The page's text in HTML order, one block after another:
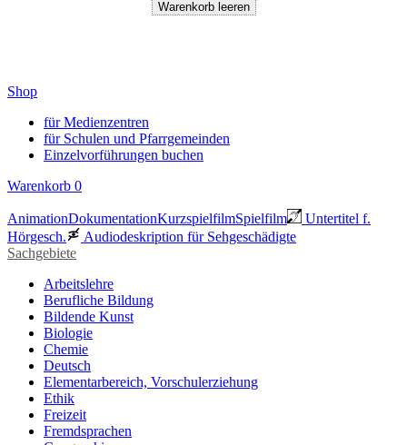
Shop
für Medienzentren
für Schulen und Pfarrgemeinden
Einzelvorführungen buchen
Warenkorb 0
AnimationDokumentationKurzspielfilmSpielfilm
Untertitel f.
Hörgesch.
Audiodeskription für Sehgeschädigte
Sachgebiete
Arbeitslehre
Berufliche Bildung
Bildende Kunst
Biologie
Chemie
Deutsch
Elementarbereich, Vorschulerziehung
Ethik
Freizeit
Fremdsprachen